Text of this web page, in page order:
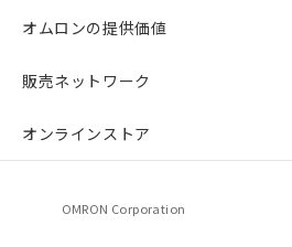
オムロンの提供価値
販売ネットワーク
オンラインストア
OMRON Corporation